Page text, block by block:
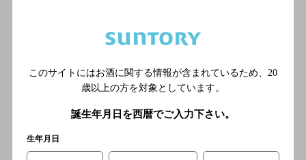
純アルコール量は、以下の計算式に基づき記載しています。
このサイトにはお酒に関する情報が含まれているため、 20
歳以上の方を対象としています。
誕生年月日を西暦でご入力下さい。
生年月日